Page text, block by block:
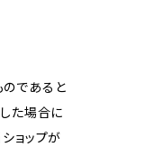
であると
た場合に
ョップが